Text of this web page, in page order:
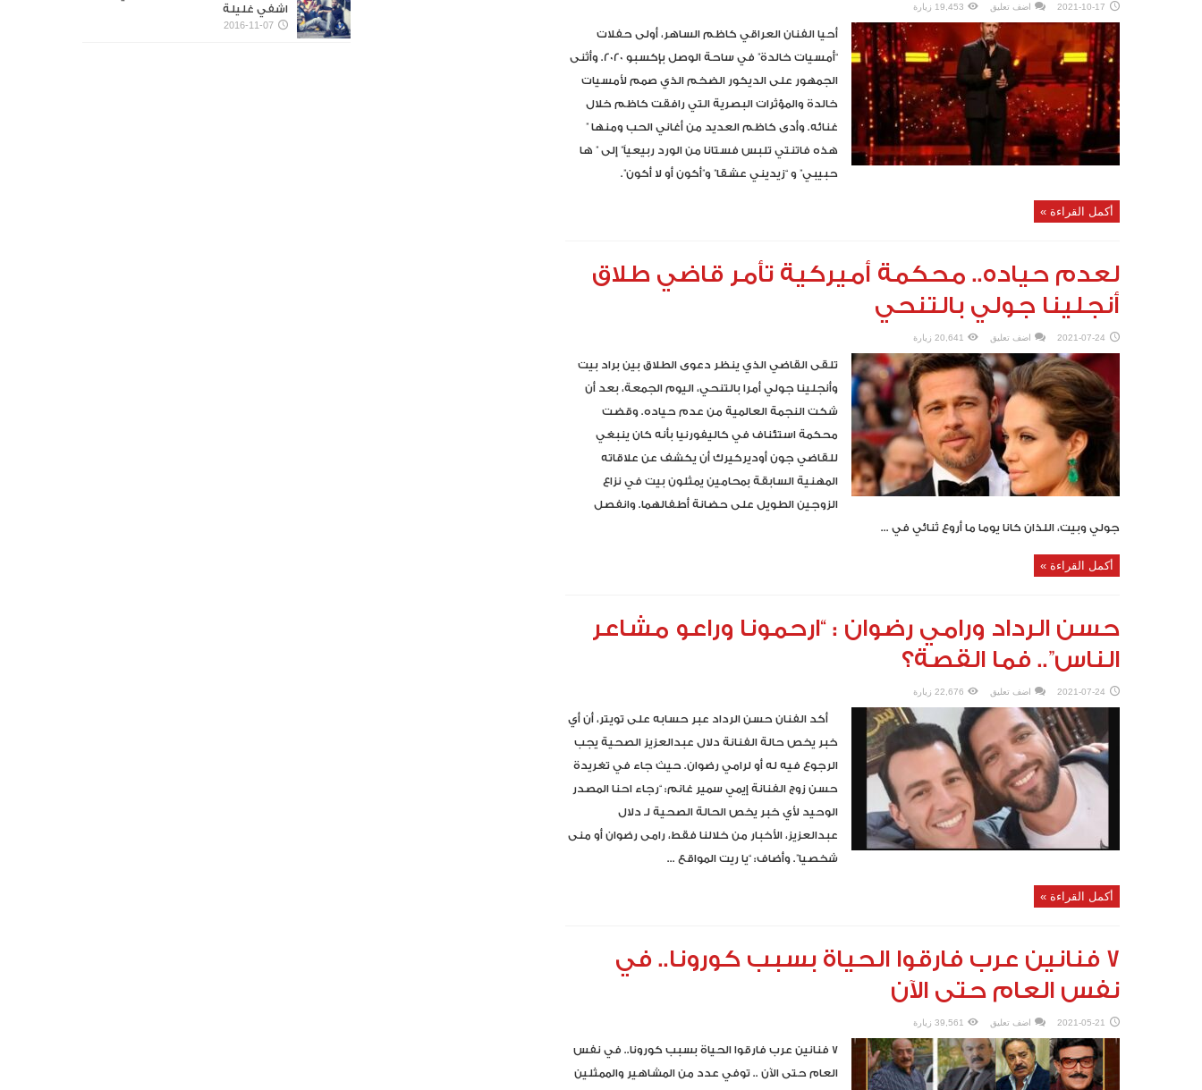
2021-10-17 اضف تعليق 19,453 زيارة
أحيا الفنان العراقي كاظم الساهر، أولى حفلات
“أمسيات خالدة” في ساحة الوصل بإكسبو 2020. وأثنى
الجمهور على الديكور الضخم الذي صمم لأمسيات
خالدة والمؤثرات البصرية التي رافقت كاظم خلال
غنائه. وأدى كاظم العديد من أغاني الحب ومنها ”
هذه فاتنتي تلبس فستانا من الورد ربيعياً” إلى ” ها
حبيبي” و “زيديني عشقا” و”أكون أو لا أكون”.
أكمل القراءة »
لعدم حياده.. محكمة أميركية تأمر قاضي طلاق
أنجلينا جولي بالتنحي
2021-07-24 اضف تعليق 20,641 زيارة
تلقى القاضي الذي ينظر دعوى الطلاق بين براد بيت
وأنجلينا جولي أمرا بالتنحي، اليوم الجمعة، بعد أن
شكت النجمة العالمية من عدم حياده. وقضت
محكمة استئناف في كاليفورنيا بأنه كان ينبغي
للقاضي جون أوديركيرك أن يكشف عن علاقاته
المهنية السابقة بمحامين يمثلون بيت في نزاع
الزوجين الطويل على حضانة أطفالهما. وانفصل
جولي وبيت، اللذان كانا يوما ما أروع ثنائي في ...
أكمل القراءة »
حسن الرداد ورامي رضوان : “ارحمونا وراعو مشاعر
الناس”.. فما القصة؟
2021-07-24 اضف تعليق 22,676 زيارة
أكد الفنان حسن الرداد عبر حسابه على تويتر، أن أي
خبر يخص حالة الفنانة دلال عبدالعزيز الصحية يجب
الرجوع فيه له أو لرامي رضوان. حيث جاء في تغريدة
حسن زوج الفنانة إيمي سمير غانم: “رجاء احنا المصدر
الوحيد لأي خبر يخص الحالة الصحية لـ دلال
عبدالعزيز، الأخبار من خلالنا فقط، ⁧‫رامى رضوان‬⁩ أو منى
شخصيا”. وأضاف: “يا ريت المواقع ...
أكمل القراءة »
7 فنانين عرب فارقوا الحياة بسبب كورونا.. في
نفس العام حتى الآن
2021-05-21 اضف تعليق 39,561 زيارة
٧ فنانين عرب فارقوا الحياة بسبب كورونا.. في نفس
العام حتى الآن .. توفي عدد من المشاهير والممثلين
اشفي غليلة
2016-11-07